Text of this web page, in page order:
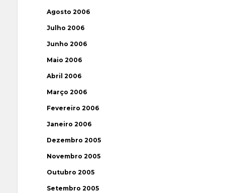
Agosto 2006
Julho 2006
Junho 2006
Maio 2006
Abril 2006
Março 2006
Fevereiro 2006
Janeiro 2006
Dezembro 2005
Novembro 2005
Outubro 2005
Setembro 2005